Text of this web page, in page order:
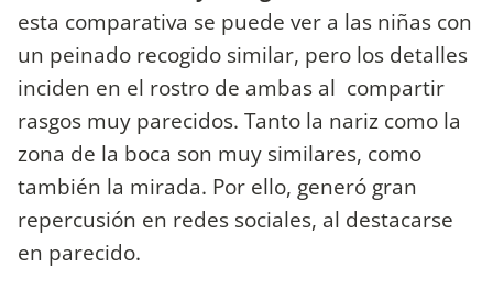
esta comparativa se puede ver a las niñas con
un peinado recogido similar, pero los detalles
inciden en el rostro de ambas al compartir
rasgos muy parecidos. Tanto la nariz como la
zona de la boca son muy similares, como
también la mirada. Por ello, generó gran
repercusión en redes sociales, al destacarse
en parecido.